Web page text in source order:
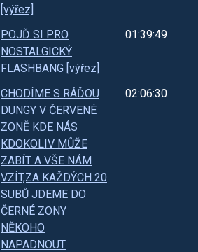
[výřez]
POJĎ SI PRO
NOSTALGICKÝ
FLASHBANG [výřez]
01:39:49
CHODÍME S RÁĎOU
DUNGY V ČERVENÉ
ZONĚ KDE NÁS
KDOKOLIV MŮŽE
ZABÍT A VŠE NÁM
VZÍT,ZA KAŽDÝCH 20
SUBŮ JDEME DO
ČERNÉ ZONY
NĚKOHO
NAPADNOUT
02:06:30